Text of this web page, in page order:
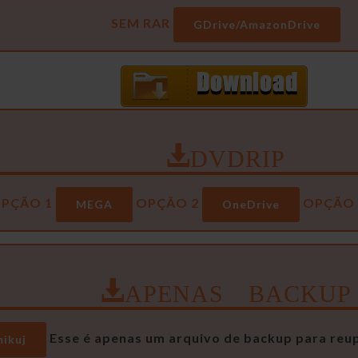
SEM RAR GDrive/AmazonDrive
DVDRIP
1 MEGA OPÇÃO 2 OneDrive OPÇÃO
APENAS BACKUP
Esse é apenas um arquivo de backup para